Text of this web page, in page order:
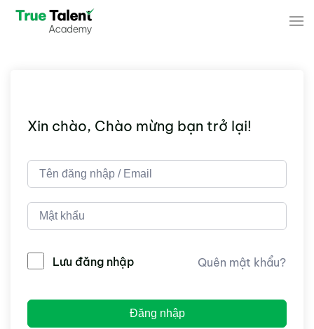
Xin chào, Chào mừng bạn trở lại!
Lưu đăng nhập Quên mật khẩu?
Đăng nhập